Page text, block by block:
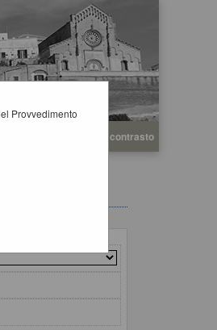
Alto contrasto
Provvedimento